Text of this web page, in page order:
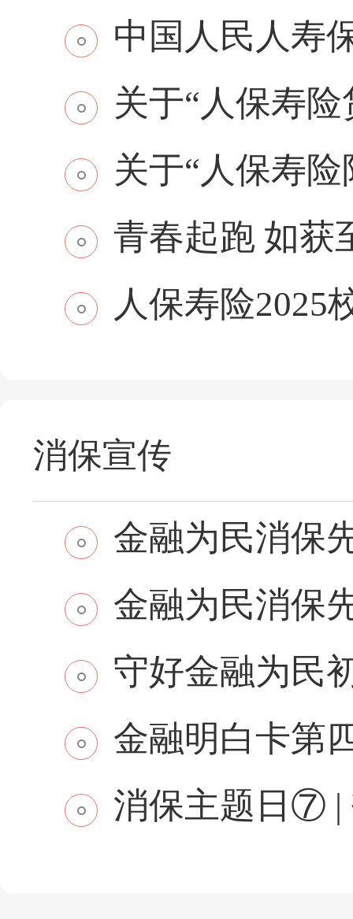
中国人民人寿
关于“人保寿
关于“人保寿
青春起跑 如获
人保寿险2025
消保宣传
金融为民消保
金融为民消保
守好金融为民
金融明白卡第
消保主题日⑦ |